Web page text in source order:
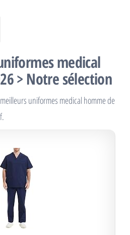
medical
> Notre sélection
uniformes medical homme de